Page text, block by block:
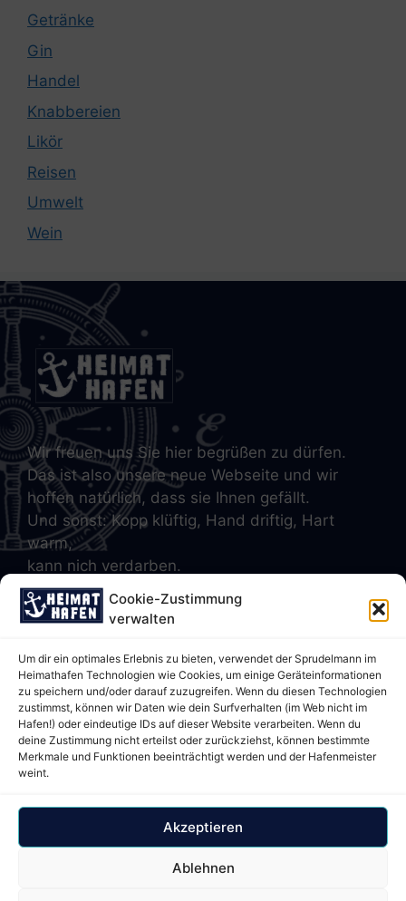
Cookie-Zustimmung
verwalten
Um dir ein optimales Erlebnis zu bieten, verwendet der Sprudelmann im
Heimathafen Technologien wie Cookies, um einige Geräteinformationen
zu speichern und/oder darauf zuzugreifen. Wenn du diesen Technologien
zustimmst, können wir Daten wie dein Surfverhalten (im Web nicht im
Hafen!) oder eindeutige IDs auf dieser Website verarbeiten. Wenn du
deine Zustimmung nicht erteilst oder zurückziehst, können bestimmte
Merkmale und Funktionen beeinträchtigt werden und der Hafenmeister
weint.
Akzeptieren
Ablehnen
Getränke
Gin
Handel
Knabbereien
Likör
Reisen
Umwelt
Wein
Wir freuen uns Sie hier begrüßen zu dürfen.
Das ist also unsere neue Webseite und wir
hoffen natürlich, dass sie Ihnen gefällt.
Und sonst: Kopp klüftig, Hand driftig, Hart
warm,
kann nich verdarben.
Wasser
Boschstr. 4
Leopoldshafen
Tel. 0721 78 31 66 22